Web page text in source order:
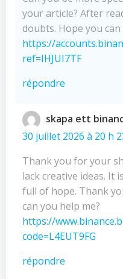
your article? After
doubts. Hope you can
https://
ref=IHJUI7TF
répondre
skapa ett
30 juillet 2026 à 20 h
Thank you for your
lack creative ideas. It
full of hope. Thank
can you help me?
https://
code=L4EUT9FG
répondre